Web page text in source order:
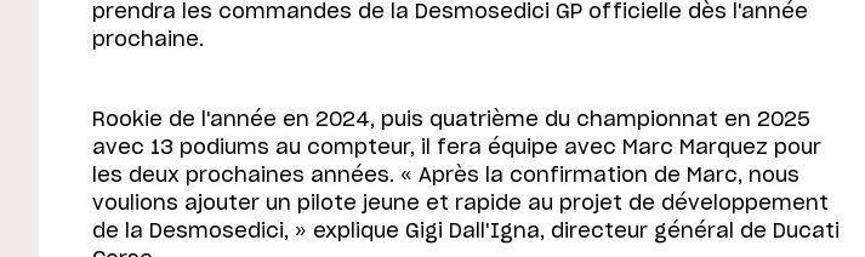
prendra les commandes de la Desmosedici GP officielle dès l'année
prochaine.
Rookie de l'année en 2024, puis quatrième du championnat en 2025
avec 13 podiums au compteur, il fera équipe avec Marc Marquez pour
les deux prochaines années. « Après la confirmation de Marc, nous
voulions ajouter un pilote jeune et rapide au projet de développement
de la Desmosedici, » explique Gigi Dall'Igna, directeur général de Ducati